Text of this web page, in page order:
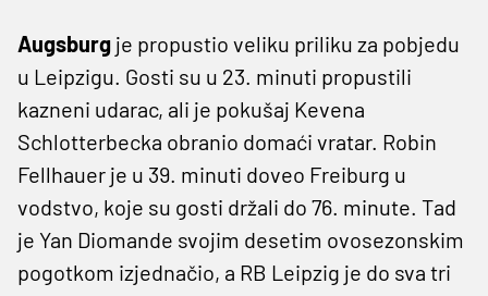
Augsburg je propustio veliku priliku za pobjedu
u Leipzigu. Gosti su u 23. minuti propustili
kazneni udarac, ali je pokušaj Kevena
Schlotterbecka obranio domaći vratar. Robin
Fellhauer je u 39. minuti doveo Freiburg u
vodstvo, koje su gosti držali do 76. minute. Tad
je Yan Diomande svojim desetim ovosezonskim
pogotkom izjednačio, a RB Leipzig je do sva tri